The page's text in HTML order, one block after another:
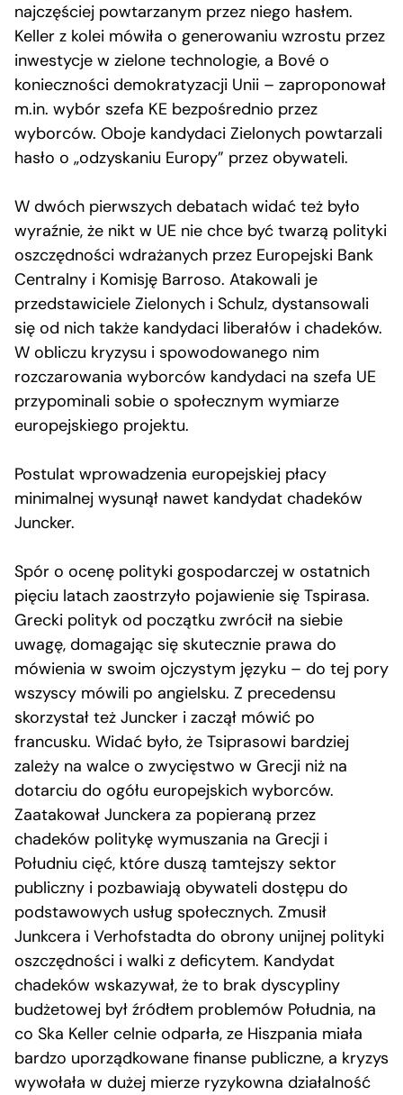
najczęściej powtarzanym przez niego hasłem.
Keller z kolei mówiła o generowaniu wzrostu przez
inwestycje w zielone technologie, a Bové o
konieczności demokratyzacji Unii – zaproponował
m.in. wybór szefa KE bezpośrednio przez
wyborców. Oboje kandydaci Zielonych powtarzali
hasło o „odzyskaniu Europy” przez obywateli.
W dwóch pierwszych debatach widać też było
wyraźnie, że nikt w UE nie chce być twarzą polityki
oszczędności wdrażanych przez Europejski Bank
Centralny i Komisję Barroso. Atakowali je
przedstawiciele Zielonych i Schulz, dystansowali
się od nich także kandydaci liberałów i chadeków.
W obliczu kryzysu i spowodowanego nim
rozczarowania wyborców kandydaci na szefa UE
przypominali sobie o społecznym wymiarze
europejskiego projektu.
Postulat wprowadzenia europejskiej płacy
minimalnej wysunął nawet kandydat chadeków
Juncker.
Spór o ocenę polityki gospodarczej w ostatnich
pięciu latach zaostrzyło pojawienie się Tspirasa.
Grecki polityk od początku zwrócił na siebie
uwagę, domagając się skutecznie prawa do
mówienia w swoim ojczystym języku – do tej pory
wszyscy mówili po angielsku. Z precedensu
skorzystał też Juncker i zaczął mówić po
francusku. Widać było, że Tsiprasowi bardziej
zależy na walce o zwycięstwo w Grecji niż na
dotarciu do ogółu europejskich wyborców.
Zaatakował Junckera za popieraną przez
chadeków politykę wymuszania na Grecji i
Południu cięć, które duszą tamtejszy sektor
publiczny i pozbawiają obywateli dostępu do
podstawowych usług społecznych. Zmusił
Junkcera i Verhofstadta do obrony unijnej polityki
oszczędności i walki z deficytem. Kandydat
chadeków wskazywał, że to brak dyscypliny
budżetowej był źródłem problemów Południa, na
co Ska Keller celnie odparła, ze Hiszpania miała
bardzo uporządkowane finanse publiczne, a kryzys
wywołała w dużej mierze ryzykowna działalność